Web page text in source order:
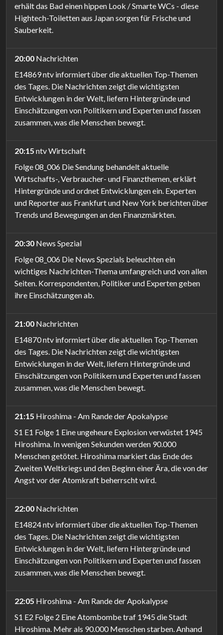
erhält das Bad einen hippen Look / Smarte WCs - diese
Hightech-Toiletten aus Japan sorgen für Frische und
Sauberkeit.
20:00 Nachrichten
E14869 ntv informiert über die aktuellen Top-Themen
des Tages. Die Nachrichten zeigt die wichtigsten
Entwicklungen in der Welt, liefern Hintergründe und
Einschätzungen von Politikern und Experten und fassen
zusammen, was die Menschen bewegt.
20:15 ntv Wirtschaft
Folge 08_006 Die Sendung behandelt aktuelle
Wirtschafts-, Verbraucher- und Finanzthemen, erklärt
Hintergründe und ordnet Entwicklungen ein. Experten
und Reporter aus Frankfurt und New York berichten über
Trends und Bewegungen an den Finanzmärkten.
20:30 News Spezial
Folge 08_006 Die News Spezials beleuchten ein
wichtiges Nachrichten-Thema umfangreich und von allen
Seiten. Korrespondenten, Politiker und Experten geben
ihre Einschätzungen ab.
21:00 Nachrichten
E14870 ntv informiert über die aktuellen Top-Themen
des Tages. Die Nachrichten zeigt die wichtigsten
Entwicklungen in der Welt, liefern Hintergründe und
Einschätzungen von Politikern und Experten und fassen
zusammen, was die Menschen bewegt.
21:15 Hiroshima - Am Rande der Apokalypse
S1 E1 Folge 1 Eine ungeheure Explosion verwüstet 1945
Hiroshima. In wenigen Sekunden werden 90.000
Menschen getötet. Hiroshima markiert das Ende des
Zweiten Weltkriegs und den Beginn einer Ära, die von der
Angst vor der Atomkraft beherrscht wird.
22:00 Nachrichten
E14824 ntv informiert über die aktuellen Top-Themen
des Tages. Die Nachrichten zeigt die wichtigsten
Entwicklungen in der Welt, liefern Hintergründe und
Einschätzungen von Politikern und Experten und fassen
zusammen, was die Menschen bewegt.
22:05 Hiroshima - Am Rande der Apokalypse
S1 E2 Folge 2 Eine Atombombe traf 1945 die Stadt
Hiroshima. Mehr als 90.000 Menschen starben. Anhand